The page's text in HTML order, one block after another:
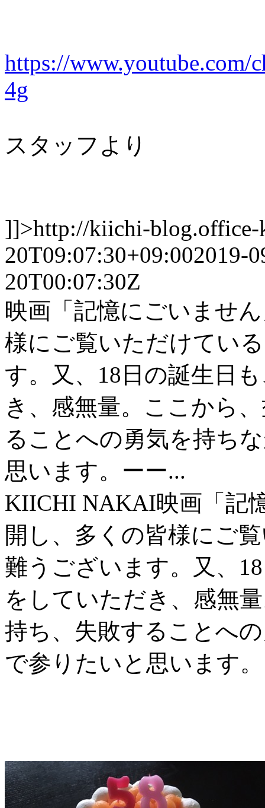
https://www.youtube.com/
4g
スタッフより
]]>http://kiichi-blog.office-
20T09:07:30+09:002019-
20T00:07:30Z
映画「記憶にごいませ
様にご覧いただけてい
す。又、18日の誕生日
き、感無量。ここから
ることへの勇気を持ち
思います。ーー...
KIICHI NAKAI映画「記
開し、多くの皆様にご
難うございます。又、
をしていただき、感無
持ち、失敗することへ
で参りたいと思います。